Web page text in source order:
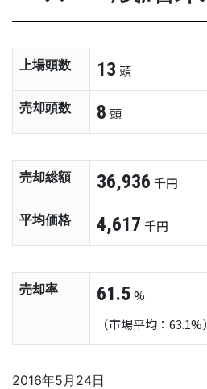
上場頭数 13 頭
売却頭数 8 頭
売却総額 36,936 千円
平均価格 4,617 千円
売却率 61.5%
（市場平均：63.1%）
2016年5月24日